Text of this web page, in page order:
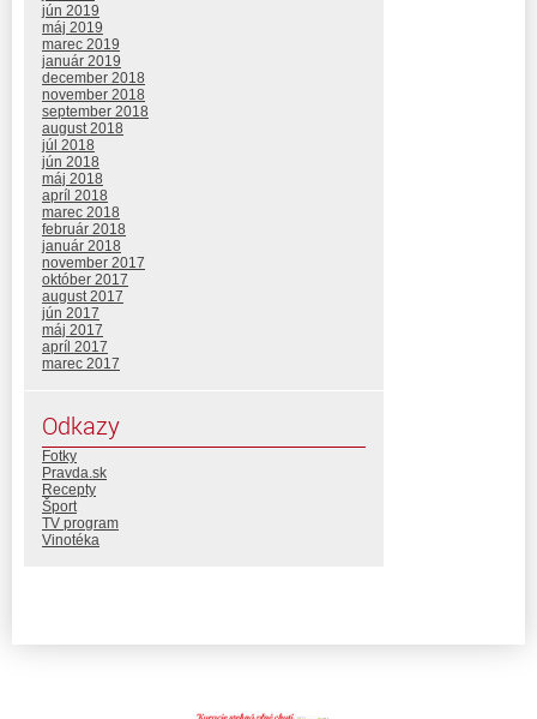
jún 2019
máj 2019
marec 2019
január 2019
december 2018
november 2018
september 2018
august 2018
júl 2018
jún 2018
máj 2018
apríl 2018
marec 2018
február 2018
január 2018
november 2017
október 2017
august 2017
jún 2017
máj 2017
apríl 2017
marec 2017
Odkazy
Fotky
Pravda.sk
Recepty
Šport
TV program
Vinotéka